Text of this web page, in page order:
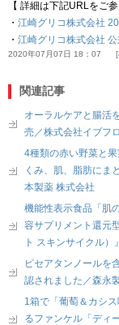
【 詳細は下記URLをご
・ 江崎グリコ株式会社
・ 江崎グリコ株式会社 公
2020年07月07日 18：07
関連記事
オーラルケアと腸活
売／株式会社イブフ
4種類の赤い野菜と
くみ、肌、脂肪にま
本製薬 株式会社
機能性表示食品「肌
容サプリメント還元
ト スキンサイクル
ピセアタンノールを
認されました／森永
1箱で「葡萄＆カシ
るファンケル「ディ